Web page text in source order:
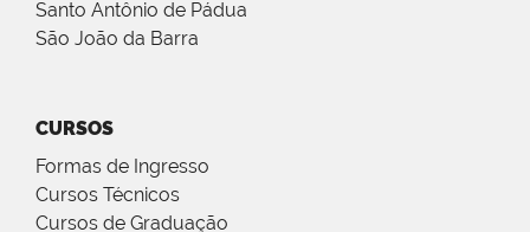
Santo Antônio de Pádua
São João da Barra
CURSOS
Formas de Ingresso
Cursos Técnicos
Cursos de Graduação